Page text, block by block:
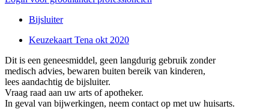
Bijsluiter
Keuzekaart Tena okt 2020
Dit is een geneesmiddel, geen langdurig gebruik zonder
medisch advies, bewaren buiten bereik van kinderen,
lees aandachtig de bijsluiter.
Vraag raad aan uw arts of apotheker.
In geval van bijwerkingen, neem contact op met uw huisarts.